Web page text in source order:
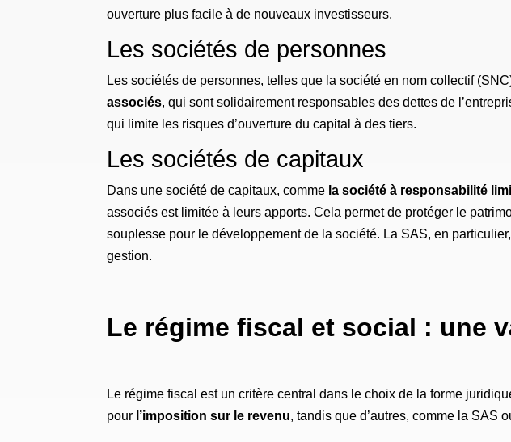
ouverture plus facile à de nouveaux investisseurs.
Les sociétés de personnes
Les sociétés de personnes, telles que la société en nom collectif
associés, qui sont solidairement responsables des dettes de
qui limite les risques d’ouverture du capital à des tiers.
Les sociétés de capitaux
Dans une société de capitaux, comme la société à responsabilité
associés est limitée à leurs apports. Cela permet de protéger le
souplesse pour le développement de la société. La SAS, en
gestion.
Le régime fiscal et social : une
Le régime fiscal est un critère central dans le choix de la forme
pour l’imposition sur le revenu, tandis que d’autres, comme la SAS